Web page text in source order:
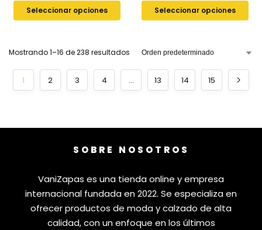
Seleccionar opciones Seleccionar opciones
Mostrando 1–16 de 238 resultados
1 2 3 4 … 13 14 15
SOBRE NOSOTROS
VaniZapas es una tienda online y empresa
internacional fundada en 2022. Se especializa en
ofrecer productos de moda y calzado de alta
calidad, con un enfoque en los últimos